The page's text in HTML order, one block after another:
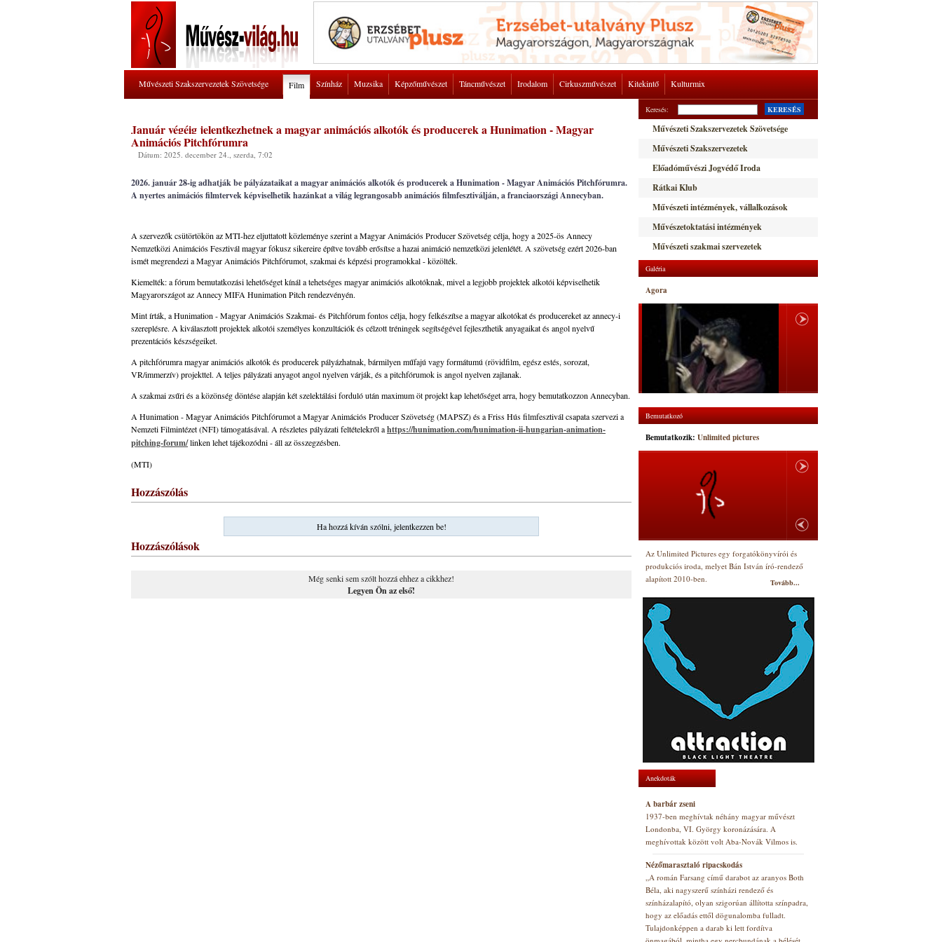
Művészeti Szakszervezetek Szövetsége Film Színház Muzsika Képzőművészet Táncművészet Irodalom Cirkuszművészet Kitekintő Kulturmix
Január végéig jelentkezhetnek a magyar animációs alkotók és producerek a Hunimation - Magyar
Animációs Pitchfórumra
Dátum: 2025. december 24., szerda, 7:02
2026. január 28-ig adhatják be pályázataikat a magyar animációs alkotók és producerek a Hunimation - Magyar Animációs Pitchfórumra.
A nyertes animációs filmtervek képviselhetik hazánkat a világ legrangosabb animációs filmfesztiválján, a franciaországi Annecyban.
A szervezők csütörtökön az MTI-hez eljuttatott közleménye szerint a Magyar Animációs Producer Szövetség célja, hogy a 2025-ös Annecy
Nemzetközi Animációs Fesztivál magyar fókusz sikereire építve tovább erősítse a hazai animáció nemzetközi jelenlétét. A szövetség ezért 2026-ban
ismét megrendezi a Magyar Animációs Pitchfórumot, szakmai és képzési programokkal - közölték.
Kiemelték: a fórum bemutatkozási lehetőséget kínál a tehetséges magyar animációs alkotóknak, mivel a legjobb projektek alkotói képviselhetik
Magyarországot az Annecy MIFA Hunimation Pitch rendezvényén.
Mint írták, a Hunimation - Magyar Animációs Szakmai- és Pitchfórum fontos célja, hogy felkészítse a magyar alkotókat és producereket az annecy-i
szereplésre. A kiválasztott projektek alkotói személyes konzultációk és célzott tréningek segítségével fejleszthetik anyagaikat és angol nyelvű
prezentációs készségeiket.
A pitchfórumra magyar animációs alkotók és producerek pályázhatnak, bármilyen műfajú vagy formátumú (rövidfilm, egész estés, sorozat,
VR/immerzív) projekttel. A teljes pályázati anyagot angol nyelven várják, és a pitchfórumok is angol nyelven zajlanak.
A szakmai zsűri és a közönség döntése alapján két szelektálási forduló után maximum öt projekt kap lehetőséget arra, hogy bemutatkozzon Annecyban.
A Hunimation - Magyar Animációs Pitchfórumot a Magyar Animációs Producer Szövetség (MAPSZ) és a Friss Hús filmfesztivál csapata szervezi a
Nemzeti Filmintézet (NFI) támogatásával. A részletes pályázati feltételekről ahttps://hunimation.com/hunimation-ii-hungarian-animation-
pitching-forum/linken lehet tájékozódni - áll az összegzésben.
(MTI)
Hozzászólás
Ha hozzá kíván szólni, jelentkezzen be!
Hozzászólások
Még senki sem szólt hozzá ehhez a cikkhez!
Legyen Ön az első!
Keresés: KERESÉS
Művészeti Szakszervezetek Szövetsége
Művészeti Szakszervezetek
Előadóművészi Jogvédő Iroda
Rátkai Klub
Művészeti intézmények, vállalkozások
Művészetoktatási intézmények
Művészeti szakmai szervezetek
Galéria
Agora
Bemutatkozó
Bemutatkozik: Unlimited pictures
Az Unlimited Pictures egy forgatókönyvírói és
produkciós iroda, melyet Bán István író-rendező
alapított 2010-ben.
Tovább...
Anekdoták
A barbár zseni
1937-ben meghívtak néhány magyar művészt
Londonba, VI. György koronázására. A
meghívottak között volt Aba-Novák Vilmos is.
Nézőmarasztaló ripacskodás
„A román Farsang című darabot az aranyos Both
Béla, aki nagyszerű színházi rendező és
színházalapító, olyan szigorúan állította színpadra,
hogy az előadás ettől dögunalomba fulladt.
Tulajdonképpen a darab ki lett fordítva